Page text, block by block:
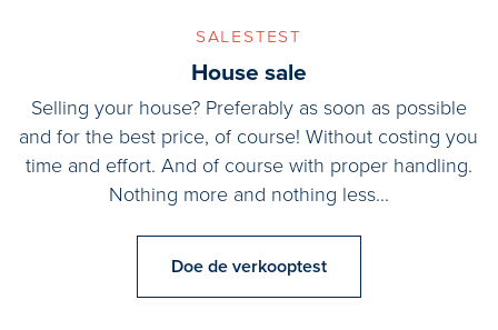
salestest
House sale
Selling your house? Preferably as soon as possible
and for the best price, of course! Without costing you
time and effort. And of course with proper handling.
Nothing more and nothing less...
Doe de verkooptest